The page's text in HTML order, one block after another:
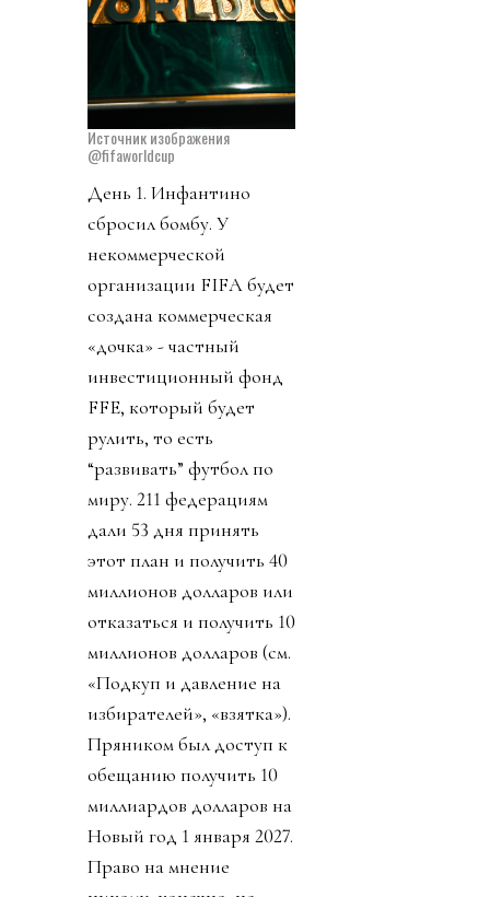
Источник изображения
@fifaworldcup
День 1. Инфантино
сбросил бомбу. У
некоммерческой
организации FIFA будет
создана коммерческая
«дочка» - частный
инвестиционный фонд
FFE, который будет
рулить, то есть
“развивать” футбол по
миру. 211 федерациям
дали 53 дня принять
этот план и получить 40
миллионов долларов или
отказаться и получить 10
миллионов долларов (см.
«Подкуп и давление на
избирателей», «взятка»).
Пряником был доступ к
обещанию получить 10
миллиардов долларов на
Новый год 1 января 2027.
Право на мнение